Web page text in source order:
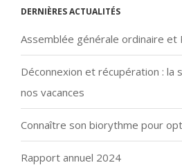
Dernières actualités
Assemblée générale ordinaire et
Déconnexion et récupération : la
nos vacances
Connaître son biorythme pour
Rapport annuel 2024